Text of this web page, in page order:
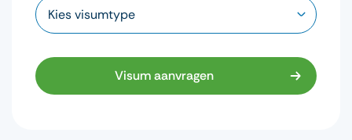
Visum aanvragen